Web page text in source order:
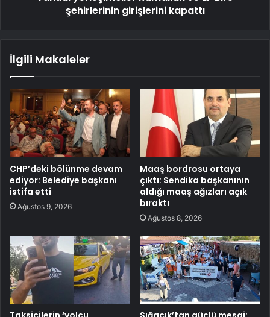
şehirlerinin girişlerini kapattı
İlgili Makaleler
CHP’deki bölünme devam
ediyor: Belediye başkanı
istifa etti
Ağustos 9, 2026
Maaş bordrosu ortaya
çıktı: Sendika başkanının
aldığı maaş ağızları açık
bıraktı
Ağustos 8, 2026